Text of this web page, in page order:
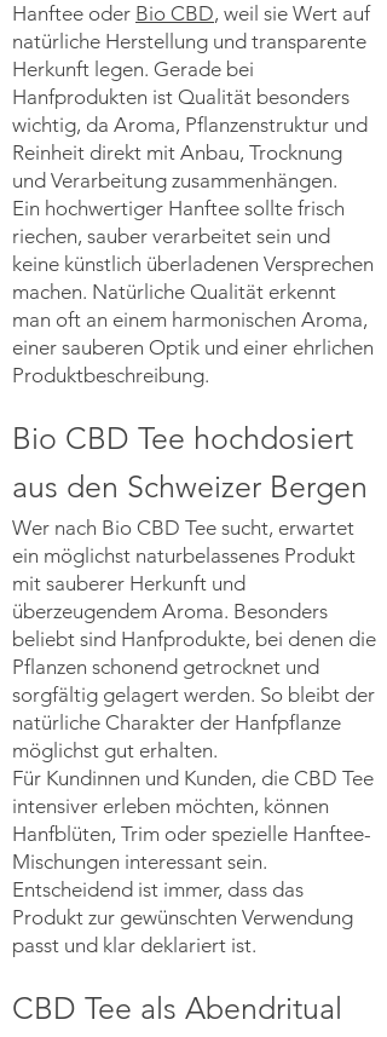
Hanftee oder Bio CBD, weil sie Wert auf
natürliche Herstellung und transparente
Herkunft legen. Gerade bei
Hanfprodukten ist Qualität besonders
wichtig, da Aroma, Pflanzenstruktur und
Reinheit direkt mit Anbau, Trocknung
und Verarbeitung zusammenhängen.
Ein hochwertiger Hanftee sollte frisch
riechen, sauber verarbeitet sein und
keine künstlich überladenen Versprechen
machen. Natürliche Qualität erkennt
man oft an einem harmonischen Aroma,
einer sauberen Optik und einer ehrlichen
Produktbeschreibung.
Bio CBD Tee hochdosiert
aus den Schweizer Bergen
Wer nach Bio CBD Tee sucht, erwartet
ein möglichst naturbelassenes Produkt
mit sauberer Herkunft und
überzeugendem Aroma. Besonders
beliebt sind Hanfprodukte, bei denen die
Pflanzen schonend getrocknet und
sorgfältig gelagert werden. So bleibt der
natürliche Charakter der Hanfpflanze
möglichst gut erhalten.
Für Kundinnen und Kunden, die CBD Tee
intensiver erleben möchten, können
Hanfblüten, Trim oder spezielle Hanftee-
Mischungen interessant sein.
Entscheidend ist immer, dass das
Produkt zur gewünschten Verwendung
passt und klar deklariert ist.
CBD Tee als Abendritual